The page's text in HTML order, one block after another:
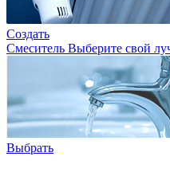
Создать
Смеситель Выберите свой
Выбрать